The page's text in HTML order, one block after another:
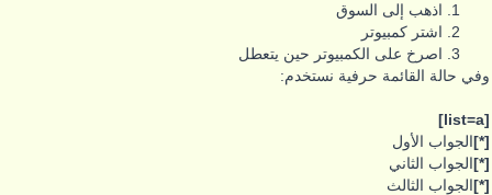
اذهب إلى السوق
اشتر كمبيوتر
اصرخ على الكمبيوتر حين يتعطل
وفي حالة القائمة حرفية نستخدم:
[list=a]
[*]الجواب الأول
[*]الجواب الثاني
[*]الجواب الثالث